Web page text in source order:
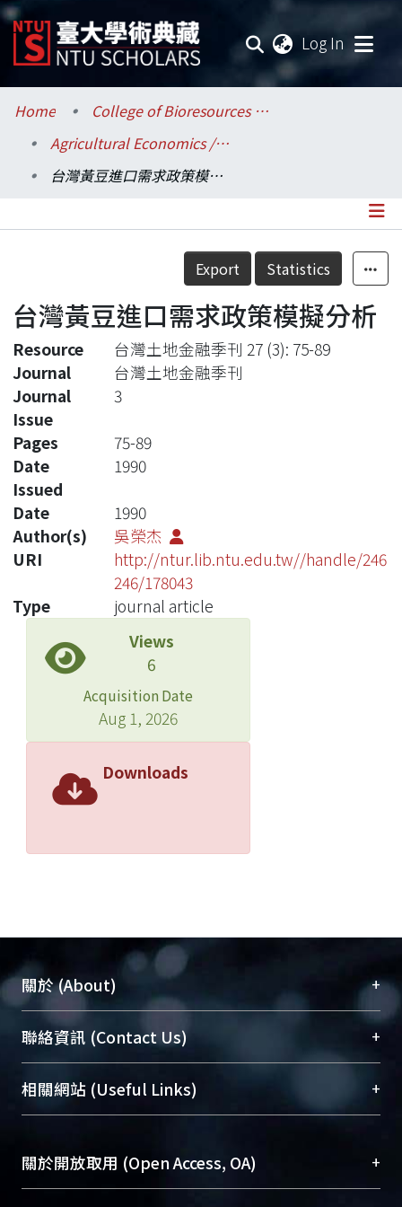
Log In
Communities & Collections
Research Outputs
Statistics
Home
College of Bioresources and Agriculture / 生物資源暨農學院
Agricultural Economics / 農業經濟學系
台灣黃豆進口需求政策模擬分析
Details
Export Statistics
台灣黃豆進口需求政策模擬分析
Resource
台灣土地金融季刊 27 (3): 75-89
Journal
台灣土地金融季刊
Journal
Issue
3
Pages
75-89
Date
Issued
1990
Date
1990
Author(s)
吳榮杰
URI
http://ntur.lib.ntu.edu.tw//handle/246
246/178043
Type
journal article
Views
6
Acquisition Date
Aug 1, 2026
Downloads
關於 (About) +
臺大位居世界頂尖大學之列，為永久珍藏及向國際
展現本校豐碩的研究成果及學術能量，圖書館整合
機構典藏（NTUR）與學術庫（AH）不同功能平
台，成為臺大學術典藏NTU scholars。期能整合研
成果。
To permanently archive and promote researcher
聯絡資訊 (Contact Us) +
總館學科館員(Main Library)
醫學圖書館學科館員(Medical Library)
Sciences Library)
相關網站 (Useful Links) +
關於開放取用 (Open Access, OA) +